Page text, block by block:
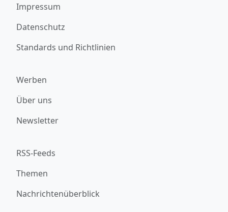
Impressum
Datenschutz
Standards und Richtlinien
Werben
Über uns
Newsletter
RSS-Feeds
Themen
Nachrichtenüberblick